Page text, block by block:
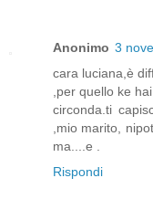
Anonimo 3
cara luciana,è
,per quello ke
circonda.ti
,mio marito,
ma....e .
Rispondi